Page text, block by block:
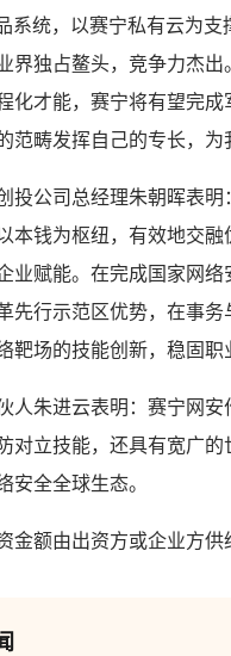
系统，以赛宁私有云为
界独占鳌头，竞争力杰
化才能，赛宁将有望完
范畴发挥自己的专长，为
投公司总经理朱朝晖表
本钱为枢纽，有效地交
业赋能。在完成国家网
先行示范区优势，在事务
靶场的技能创新，稳固职
人朱进云表明：赛宁网
对立技能，还具有宽广
安全全球生态。
金额由出资方或企业方供